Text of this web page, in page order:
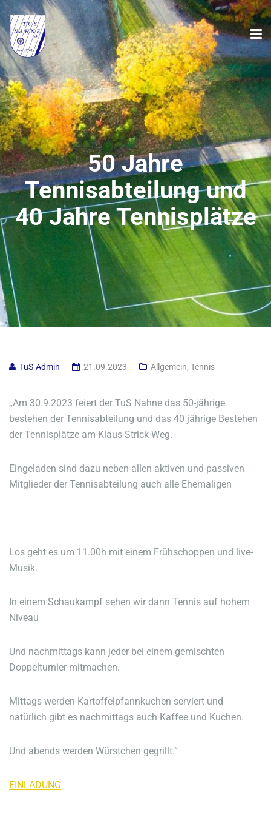
50 Jahre
Tennisabteilung und
40 Jahre Tennisplätze
TuS-Admin 21.09.2023 Allgemein, Tennis
„Am 30.9.2023 feiert der TuS Nahne das 50-jährige
bestehen der Tennisabteilung und das 40 jährige Bestehen
der Tennisplätze am Klaus-Strick-Weg.
Eingeladen sind dazu neben allen aktiven und passiven
Mitglieder der Tennisabteilung auch alle Ehemaligen
Los geht es um 11.00h mit einem Frühschoppen und live-
Musik.
In einem Schaukampf sehen wir dann Tennis auf hohem
Niveau
Und nachmittags kann jeder bei einem gemischten
Doppelturnier mitmachen.
Mittags werden Kartoffelpfannkuchen serviert und
natürlich gibt es nachmittags auch Kaffee und Kuchen.
Und abends werden Würstchen gegrillt.“
EINLADUNG